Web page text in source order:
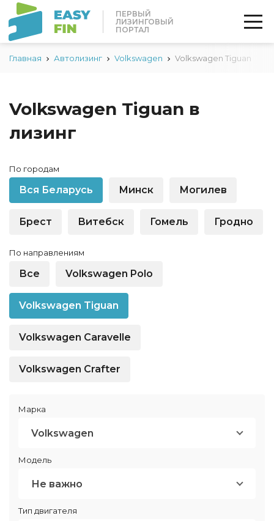
ПЕРВЫЙ
ЛИЗИНГОВЫЙ
ПОРТАЛ
Главная Автолизинг Volkswagen Volkswagen Tiguan
Volkswagen Tiguan в
лизинг
По городам
Вся Беларусь Минск Могилев
Брест Витебск Гомель Гродно
По направлениям
Все Volkswagen Polo
Volkswagen Tiguan
Volkswagen Caravelle
Volkswagen Crafter
Марка
Volkswagen
Модель
Не важно
Тип двигателя